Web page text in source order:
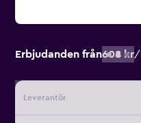
Erbjudanden från608 kr/
Leverantör